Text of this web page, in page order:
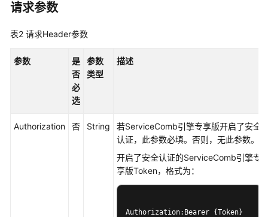
览
应
请求参数
表2 请求Header参数
参数
是
否
必
选
参数
类型
描述
Authorization 否 String
若ServiceComb引擎专享版开启了安全
认证，此参数必填。否则，无此参数。
开启了安全认证的ServiceComb引擎专
享版Token，格式为：
Authorization:Bearer {Token}